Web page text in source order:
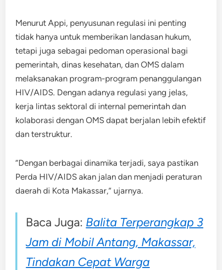
Menurut Appi, penyusunan regulasi ini penting
tidak hanya untuk memberikan landasan hukum,
tetapi juga sebagai pedoman operasional bagi
pemerintah, dinas kesehatan, dan OMS dalam
melaksanakan program-program penanggulangan
HIV/AIDS. Dengan adanya regulasi yang jelas,
kerja lintas sektoral di internal pemerintah dan
kolaborasi dengan OMS dapat berjalan lebih efektif
dan terstruktur.
“Dengan berbagai dinamika terjadi, saya pastikan
Perda HIV/AIDS akan jalan dan menjadi peraturan
daerah di Kota Makassar,” ujarnya.
Baca Juga: Balita Terperangkap 3
Jam di Mobil Antang, Makassar,
Tindakan Cepat Warga